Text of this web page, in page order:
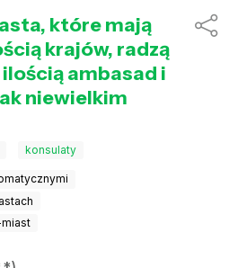
które mają
krajów, radzą
ambasad i
niewielkim
konsulaty